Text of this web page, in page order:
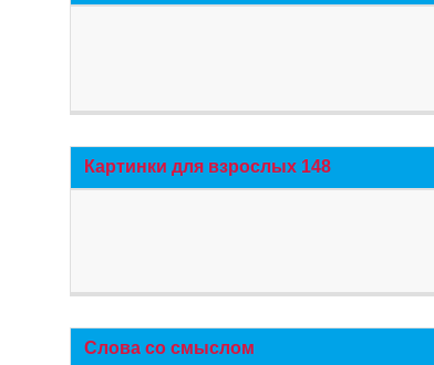
Картинки для взрослых 148
Слова со смыслом